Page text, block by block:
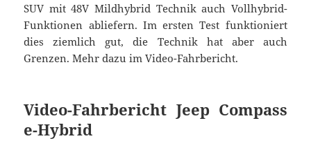
SUV mit 48V Mildhybrid Technik auch Vollhybrid-
Funktionen abliefern. Im ersten Test funktioniert
dies ziemlich gut, die Technik hat aber auch
Grenzen. Mehr dazu im Video-Fahrbericht.
Video-Fahrbericht Jeep Compass
e-Hybrid